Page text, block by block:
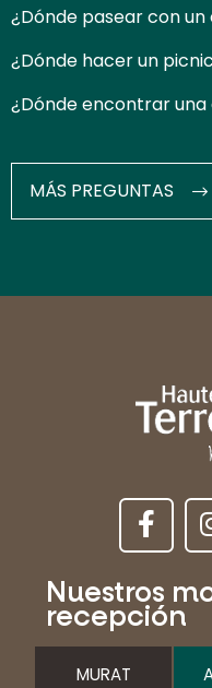
¿Dónde pasear con
¿Dónde hacer un
¿Dónde encontrar
MÁS PREGUNTAS
Nuestros
recepción
MURAT